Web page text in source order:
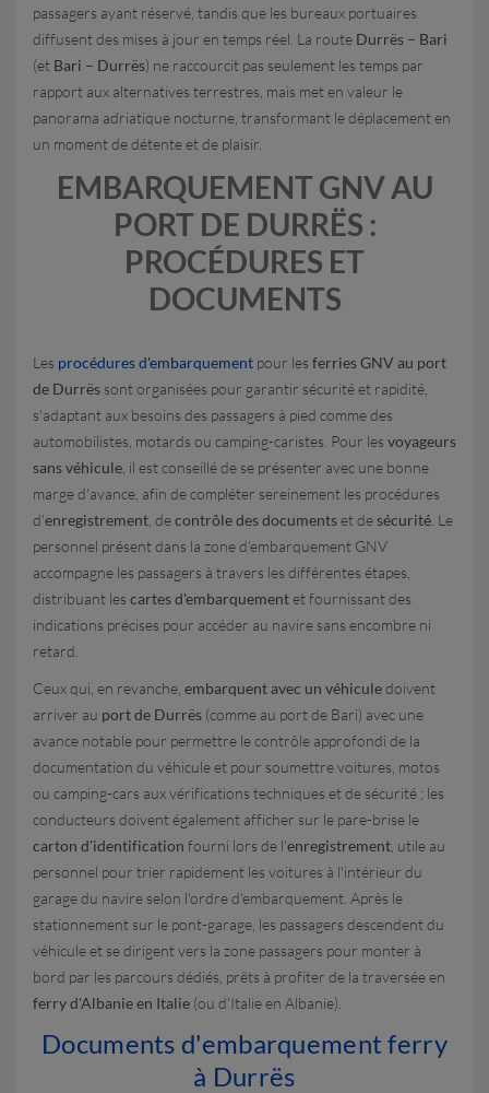
passagers ayant réservé, tandis que les bureaux portuaires
diffusent des mises à jour en temps réel. La route Durrës – Bari
(et Bari – Durrës) ne raccourcit pas seulement les temps par
rapport aux alternatives terrestres, mais met en valeur le
panorama adriatique nocturne, transformant le déplacement en
un moment de détente et de plaisir.
EMBARQUEMENT GNV AU
PORT DE DURRËS :
PROCÉDURES ET
DOCUMENTS
Les procédures d'embarquement pour les ferries GNV au port
de Durrës sont organisées pour garantir sécurité et rapidité,
s'adaptant aux besoins des passagers à pied comme des
automobilistes, motards ou camping-caristes. Pour les voyageurs
sans véhicule , il est conseillé de se présenter avec une bonne
marge d'avance, afin de compléter sereinement les procédures
d'enregistrement , decontrôle des documentset desécurité . Le
personnel présent dans la zone d'embarquement GNV
accompagne les passagers à travers les différentes étapes,
distribuant les cartes d'embarquementet fournissant des
indications précises pour accéder au navire sans encombre ni
retard.
Ceux qui, en revanche, embarquent avec un véhiculedoivent
arriver au port de Durrës (comme au port de Bari) avec une
avance notable pour permettre le contrôle approfondi de la
documentation du véhicule et pour soumettre voitures, motos
ou camping-cars aux vérifications techniques et de sécurité ; les
conducteurs doivent également afficher sur le pare-brise le
carton d'identification fourni lors de l'enregistrement , utile au
personnel pour trier rapidement les voitures à l'intérieur du
garage du navire selon l'ordre d'embarquement. Après le
stationnement sur le pont-garage, les passagers descendent du
véhicule et se dirigent vers la zone passagers pour monter à
bord par les parcours dédiés, prêts à profiter de la traversée en
ferry d'Albanie en Italie (ou d'Italie en Albanie).
Documents d'embarquement ferry
à Durrës